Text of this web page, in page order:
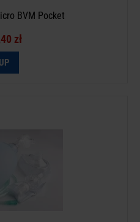
BVM Pocket
zł